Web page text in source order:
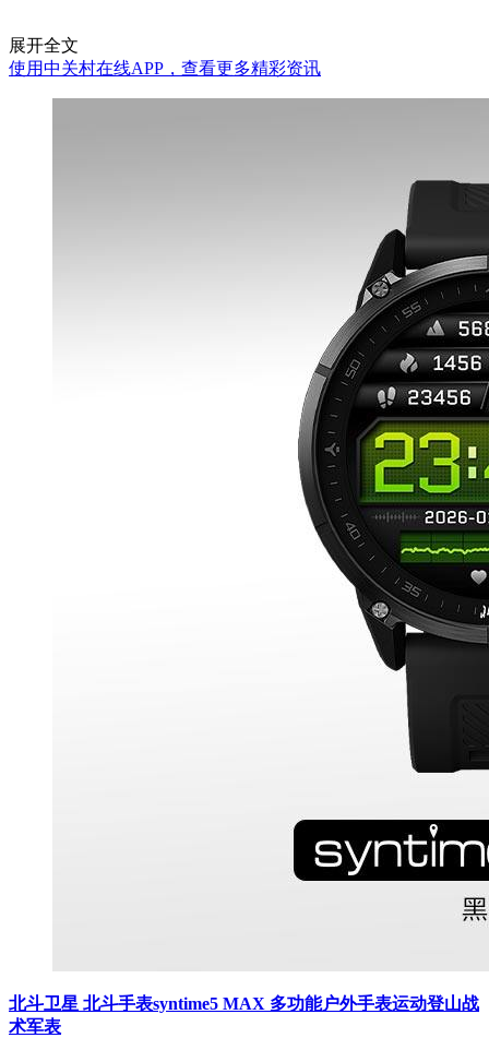
展开全文
使用中关村在线APP，查看更多精彩资讯
北斗卫星 北斗手表syntime5 MAX 多功能户外手表运动登山战
术军表